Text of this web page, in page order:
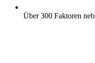
Über 300 Faktoren